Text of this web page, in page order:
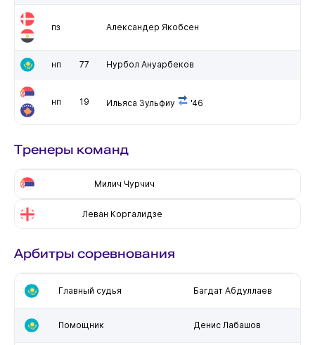
пз Александер Якобсен
нп 77 Нурбол Ануарбеков
нп 19 Ильяса Зульфиу '46
Тренеры команд
Милич Чурчич
Леван Коргалидзе
Арбитры соревнования
Главный судья Багдат Абдуллаев
Помощник Денис Лабашов